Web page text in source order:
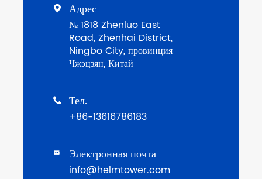
 Адрес
№ 1818 Zhenluo East
Road, Zhenhai District,
Ningbo City, провинция
Чжэцзян, Китай
 Тел.
+86-13616786183
 Электронная почта
info@helmtower.com